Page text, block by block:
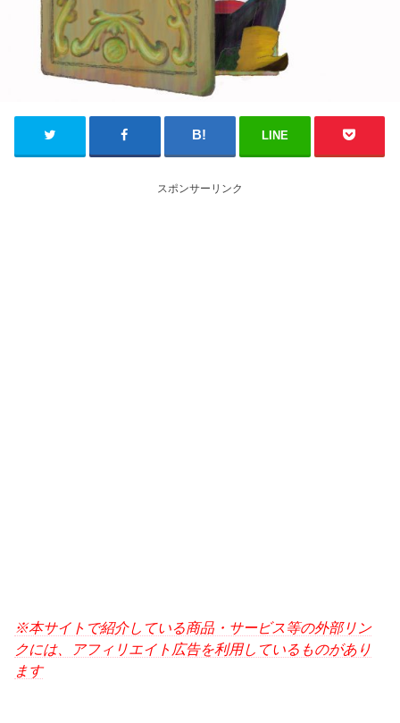
LINE
スポンサーリンク
※本サイトで紹介している商品・サービス等の外部リン
クには、アフィリエイト広告を利用しているものがあり
ます